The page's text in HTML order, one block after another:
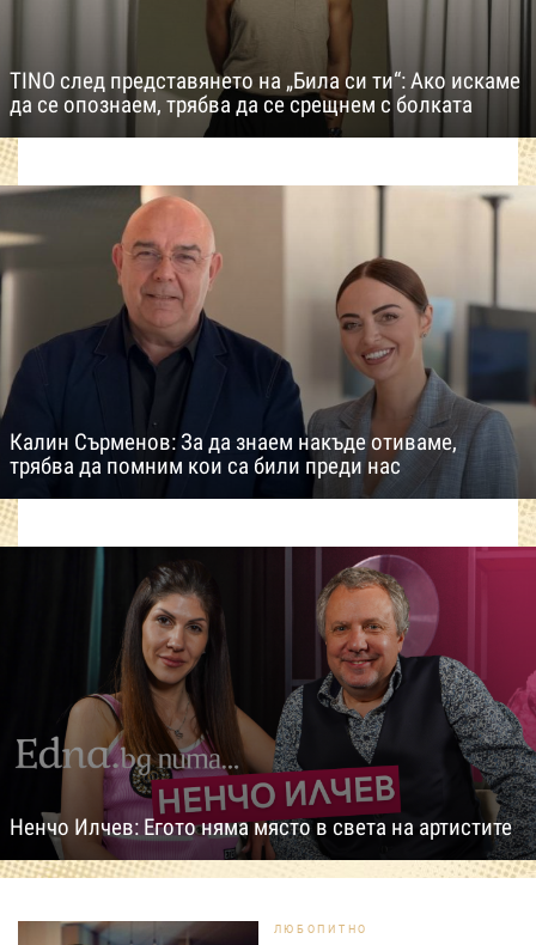
TINO след представянето на „Била си ти“: Ако искаме
да се опознаем, трябва да се срещнем с болката
Калин Сърменов: За да знаем накъде отиваме,
трябва да помним кои са били преди нас
Ненчо Илчев: Егото няма място в света на артистите
ЛЮБОПИТНО